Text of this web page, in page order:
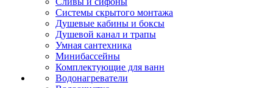
Системы скрытого монтажа
Душевые кабины и боксы
Душевой канал и трапы
Умная сантехника
Минибассейны
Комплектующие для ванн
Водонагреватели